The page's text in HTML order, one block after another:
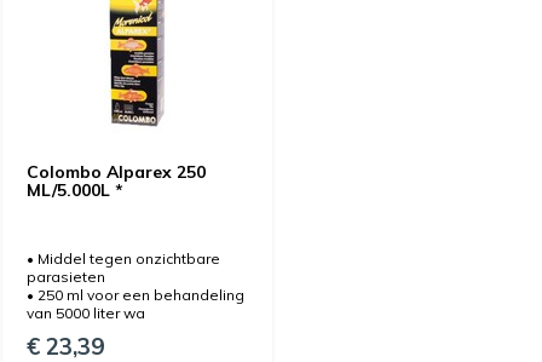
Colombo Alparex 250
ML/5.000L *
• Middel tegen onzichtbare
parasieten
• 250 ml voor een behandeling
van 5000 liter wa
€ 23,39